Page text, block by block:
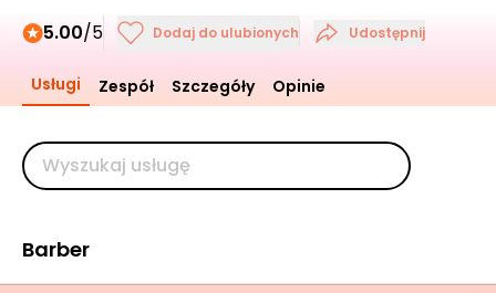
5.00/5 Dodaj do ulubionych Udostępnij
Usługi Zespół Szczegóły Opinie
Barber